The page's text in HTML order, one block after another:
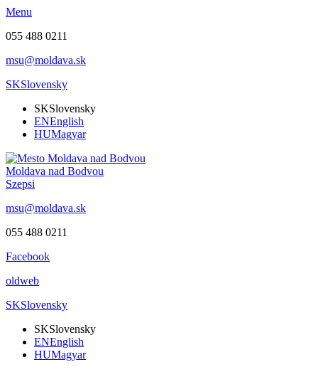
Menu
055 488 0211
msu@moldava.sk
SKSlovensky
SKSlovensky
ENEnglish
HUMagyar
Moldava nad Bodvou
Szepsi
msu@moldava.sk
055 488 0211
Facebook
oldweb
SKSlovensky
SKSlovensky
ENEnglish
HUMagyar